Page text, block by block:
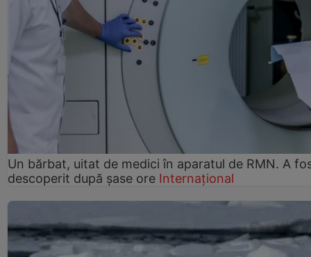
Un bărbat, uitat de medici în aparatul de RMN. A
descoperit după șase ore Internațional